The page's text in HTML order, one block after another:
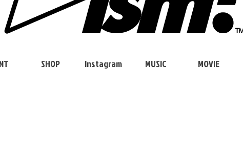
SHOP Instagram MUSIC MOVIE